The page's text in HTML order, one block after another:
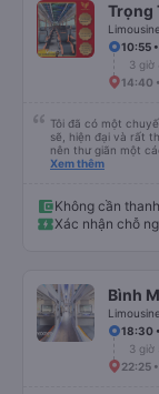
Trọng
10:55
3 giờ
14:40
Tôi đã có một
sẽ, hiện đại và rất
nên thư giãn một
tình, tài xế cẩn
đến khi đến nơi -
ty này và chắc chắn
thiệu!
Xem thêm
Không cần
Xác nhận chỗ
Bình
18:30
3 giờ
22:25